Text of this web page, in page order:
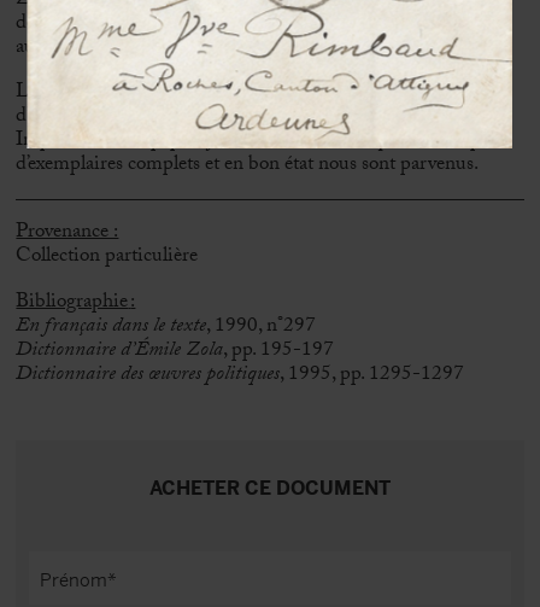
dont les résonances continuent de nous parvenir encore
aujourd’hui.
Le tirage de 300,000 exemplaires (soit dix fois plus que
d’accoutumé) s’écoula aussitôt.
Imprimé sur un papier journal de mauvaise qualité, très peu
d’exemplaires complets et en bon état nous sont parvenus.
Provenance :
Collection particulière
Bibliographie:
En français dans le texte, 1990, n°297
Dictionnaire d’Émile Zola, pp. 195-197
Dictionnaire des œuvres politiques, 1995, pp. 1295-1297
ACHETER CE DOCUMENT